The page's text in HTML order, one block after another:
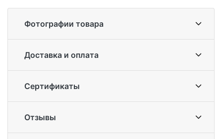
Фотографии товара
Доставка и оплата
Сертификаты
Отзывы